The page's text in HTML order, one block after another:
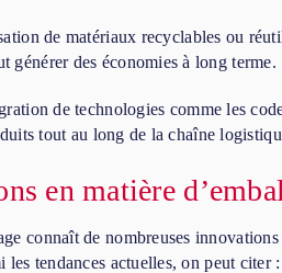
de matériaux recyclables ou
générer des économies à long terme.
de technologies comme les
tout au long de la chaîne
en matière
connaît de nombreuses
les tendances actuelles, on peut citer :